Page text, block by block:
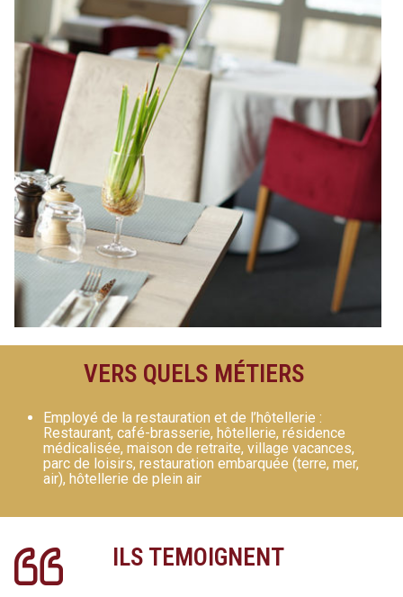
VERS QUELS MÉTIERS
Employé de la restauration et de l’hôtellerie :
Restaurant, café-brasserie, hôtellerie, résidence
médicalisée, maison de retraite, village vacances,
parc de loisirs, restauration embarquée (terre, mer,
air), hôtellerie de plein air
ILS TEMOIGNENT